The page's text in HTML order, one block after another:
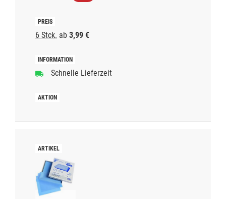
6 Stck. ab 3,99 €
Schnelle Lieferzeit